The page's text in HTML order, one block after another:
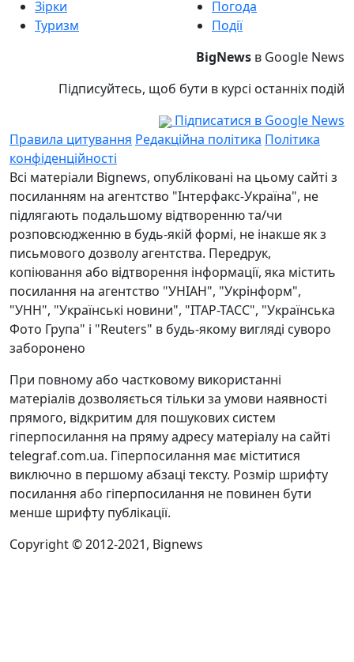
Зірки
Туризм
Погода
Події
BigNews в Google News
Підписуйтесь, щоб бути в курсі останніх подій
Підписатися в Google News
Правила цитування Редакційна політика Політика
конфіденційності
Всі матеріали Bignews, опубліковані на цьому сайті з
посиланням на агентство "Інтерфакс-Україна", не
підлягають подальшому відтворенню та/чи
розповсюдженню в будь-якій формі, не інакше як з
письмового дозволу агентства. Передрук,
копіювання або відтворення інформації, яка містить
посилання на агентство "УНІАН", "Укрінформ",
"УНН", "Українські новини", "ІТАР-ТАСС", "Українська
Фото Група" і "Reuters" в будь-якому вигляді суворо
заборонено
При повному або частковому використанні
матеріалів дозволяється тільки за умови наявності
прямого, відкритим для пошукових систем
гіперпосилання на пряму адресу матеріалу на сайті
telegraf.com.ua. Гіперпосилання має міститися
виключно в першому абзаці тексту. Розмір шрифту
посилання або гіперпосилання не повинен бути
менше шрифту публікації.
Copyright © 2012-2021, Bignews